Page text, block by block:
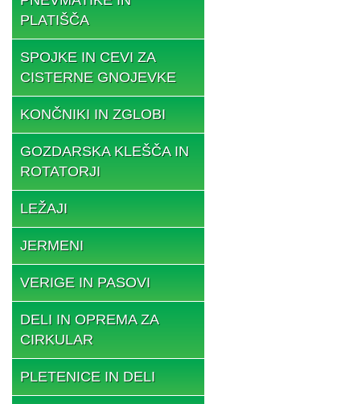
PLATIŠČA
SPOJKE IN CEVI ZA
CISTERNE GNOJEVKE
KONČNIKI IN ZGLOBI
GOZDARSKA KLEŠČA IN
ROTATORJI
LEŽAJI
JERMENI
VERIGE IN PASOVI
DELI IN OPREMA ZA
CIRKULAR
PLETENICE IN DELI